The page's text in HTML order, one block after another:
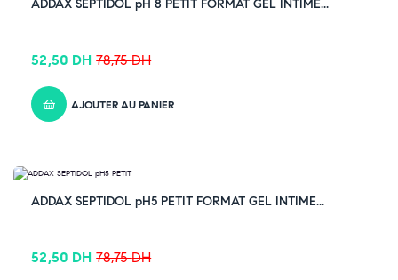
ADDAX SEPTIDOL pH 8 PETIT FORMAT GEL INTIME...
78,75DH
52,50 DH
AJOUTER AU PANIER
ADDAX SEPTIDOL pH5 PETIT FORMAT GEL INTIME...
78,75DH
52,50 DH